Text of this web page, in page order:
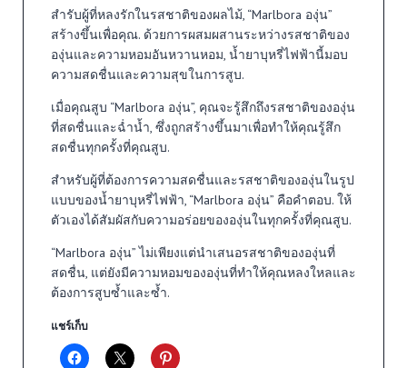
สำรับผู้ที่หลงรักในรสชาติของผลไม้, “Marlbora องุ่น”
สร้างขึ้นเพื่อคุณ. ด้วยการผสมผสานระหว่างรสชาติของ
องุ่นและความหอมอันหวานหอม, น้ำยาบุหรี่ไฟฟ้านี้มอบ
ความสดชื่นและความสุขในการสูบ.
เมื่อคุณสูบ “Marlbora องุ่น”, คุณจะรู้สึกถึงรสชาติขององุ่น
ที่สดชื่นและฉ่ำน้ำ, ซึ่งถูกสร้างขึ้นมาเพื่อทำให้คุณรู้สึก
สดชื่นทุกครั้งที่คุณสูบ.
สำหรับผู้ที่ต้องการความสดชื่นและรสชาติขององุ่นในรูป
แบบของน้ำยาบุหรี่ไฟฟ้า, “Marlbora องุ่น” คือคำตอบ. ให้
ตัวเองได้สัมผัสกับความอร่อยขององุ่นในทุกครั้งที่คุณสูบ.
“Marlbora องุ่น” ไม่เพียงแต่นำเสนอรสชาติขององุ่นที่
สดชื่น, แต่ยังมีความหอมขององุ่นที่ทำให้คุณหลงใหลและ
ต้องการสูบซ้ำและซ้ำ.
แชร์เก็บ